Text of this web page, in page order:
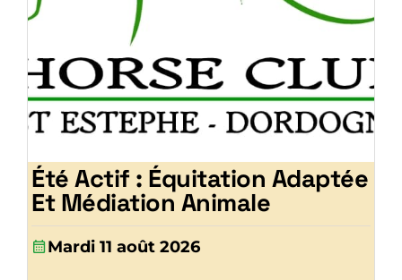
Été Actif : Équitation Adaptée
Et Médiation Animale
Mardi 11 août 2026